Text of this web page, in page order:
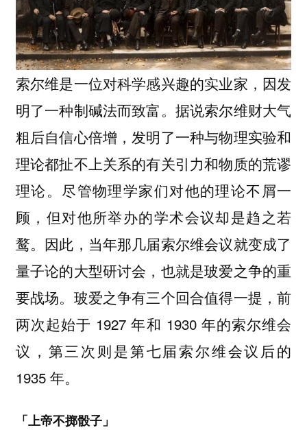
索尔维是一位对科学感兴趣的实业家，因发
明了一种制碱法而致富。据说索尔维财大气
粗后自信心倍增，发明了一种与物理实验和
理论都扯不上关系的有关引力和物质的荒谬
理论。尽管物理学家们对他的理论不屑一
顾，但对他所举办的学术会议却是趋之若
鹜。因此，当年那几届索尔维会议就变成了
量子论的大型研讨会，也就是玻爱之争的重
要战场。玻爱之争有三个回合值得一提，前
两次起始于 1927 年和 1930 年的索尔维会
议，第三次则是第七届索尔维会议后的
1935 年。
「上帝不掷骰子」